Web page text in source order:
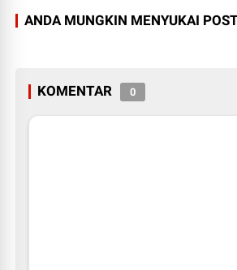
ANDA MUNGKIN MENYUKAI
KOMENTAR 0